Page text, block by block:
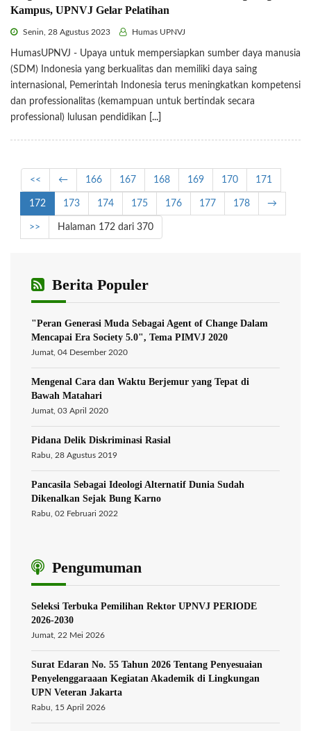
Kampus, UPNVJ Gelar Pelatihan
Senin, 28 Agustus 2023 Humas UPNVJ
HumasUPNVJ - Upaya untuk mempersiapkan sumber daya manusia
(SDM) Indonesia yang berkualitas dan memiliki daya saing
internasional, Pemerintah Indonesia terus meningkatkan kompetensi
dan professionalitas (kemampuan untuk bertindak secara
professional) lulusan pendidikan
[...]
<< ← 166 167 168 169 170 171
172 173 174 175 176 177 178 →
>> Halaman 172 dari 370
Berita Populer
"Peran Generasi Muda Sebagai Agent of Change Dalam
Mencapai Era Society 5.0", Tema PIMVJ 2020
Jumat, 04 Desember 2020
Mengenal Cara dan Waktu Berjemur yang Tepat di
Bawah Matahari
Jumat, 03 April 2020
Pidana Delik Diskriminasi Rasial
Rabu, 28 Agustus 2019
Pancasila Sebagai Ideologi Alternatif Dunia Sudah
Dikenalkan Sejak Bung Karno
Rabu, 02 Februari 2022
Pengumuman
Seleksi Terbuka Pemilihan Rektor UPNVJ PERIODE
2026-2030
Jumat, 22 Mei 2026
Surat Edaran No. 55 Tahun 2026 Tentang Penyesuaian
Penyelenggaraaan Kegiatan Akademik di Lingkungan
UPN Veteran Jakarta
Rabu, 15 April 2026